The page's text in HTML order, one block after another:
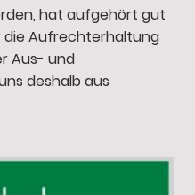
hat aufgehört gut
die Aufrechterhaltung
Aus- und
deshalb aus